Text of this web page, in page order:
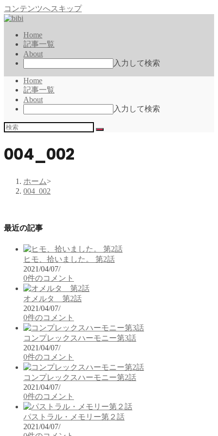
コンテンツへスキップ
Home
記事一覧
About
入力して検索
Home
記事一覧
About
入力して検索
004_002
ホーム>
004_002
最近の記事
ヒモ、拾いました。 第2話
2021/04/07/
0件のコメント
オメルタ 第2話
2021/04/07/
0件のコメント
コンプレックスハーモニー第3話
2021/04/07/
0件のコメント
コンプレックスハーモニー第2話
2021/04/07/
0件のコメント
パストラル・メモリー第２話
2021/04/07/